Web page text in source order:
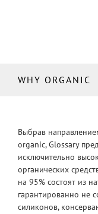
WHY ORGANIC
Выбрав
organic, Glossary
исключительно
органических
на 95% состоят из
гарантированно не
силиконов,